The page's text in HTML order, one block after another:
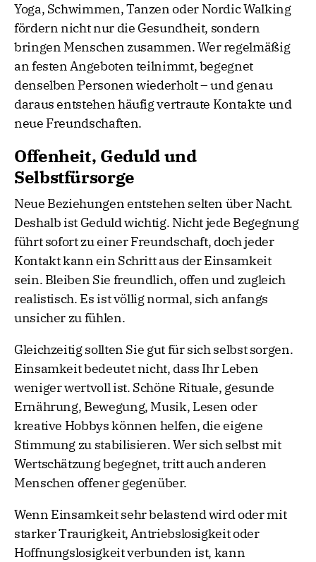
Yoga, Schwimmen, Tanzen oder Nordic Walking
fördern nicht nur die Gesundheit, sondern
bringen Menschen zusammen. Wer regelmäßig
an festen Angeboten teilnimmt, begegnet
denselben Personen wiederholt – und genau
daraus entstehen häufig vertraute Kontakte und
neue Freundschaften.
Offenheit, Geduld und
Selbstfürsorge
Neue Beziehungen entstehen selten über Nacht.
Deshalb ist Geduld wichtig. Nicht jede Begegnung
führt sofort zu einer Freundschaft, doch jeder
Kontakt kann ein Schritt aus der Einsamkeit
sein. Bleiben Sie freundlich, offen und zugleich
realistisch. Es ist völlig normal, sich anfangs
unsicher zu fühlen.
Gleichzeitig sollten Sie gut für sich selbst sorgen.
Einsamkeit bedeutet nicht, dass Ihr Leben
weniger wertvoll ist. Schöne Rituale, gesunde
Ernährung, Bewegung, Musik, Lesen oder
kreative Hobbys können helfen, die eigene
Stimmung zu stabilisieren. Wer sich selbst mit
Wertschätzung begegnet, tritt auch anderen
Menschen offener gegenüber.
Wenn Einsamkeit sehr belastend wird oder mit
starker Traurigkeit, Antriebslosigkeit oder
Hoffnungslosigkeit verbunden ist, kann